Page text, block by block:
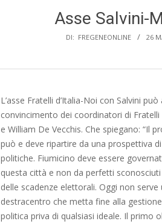
Asse Salvini-
DI: FREGENEONLINE 26
L’asse Fratelli d’Italia-Noi con Salvini
convincimento dei coordinatori di Fratelli
e William De Vecchis. Che spiegano: “Il
può e deve ripartire da una prospettiva
politiche. Fiumicino deve essere
questa città e non da perfetti
delle scadenze elettorali. Oggi non
destracentro che metta fine alla
politica priva di qualsiasi ideale. Il primo